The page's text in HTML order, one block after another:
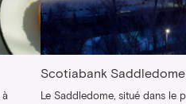
à
Scotiabank Saddledome
Le Saddledome, situé dans le